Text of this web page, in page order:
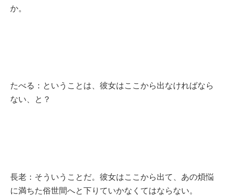
か。
たべる：ということは、彼女はここから出なければなら
ない、と？
長老：そういうことだ。彼女はここから出て、あの煩悩
に満ちた俗世間へと下りていかなくてはならない。